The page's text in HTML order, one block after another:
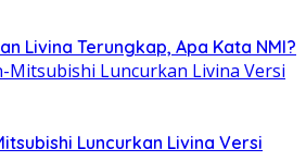
Livina Terungkap, Apa Kata NMI?
Luncurkan Livina Versi